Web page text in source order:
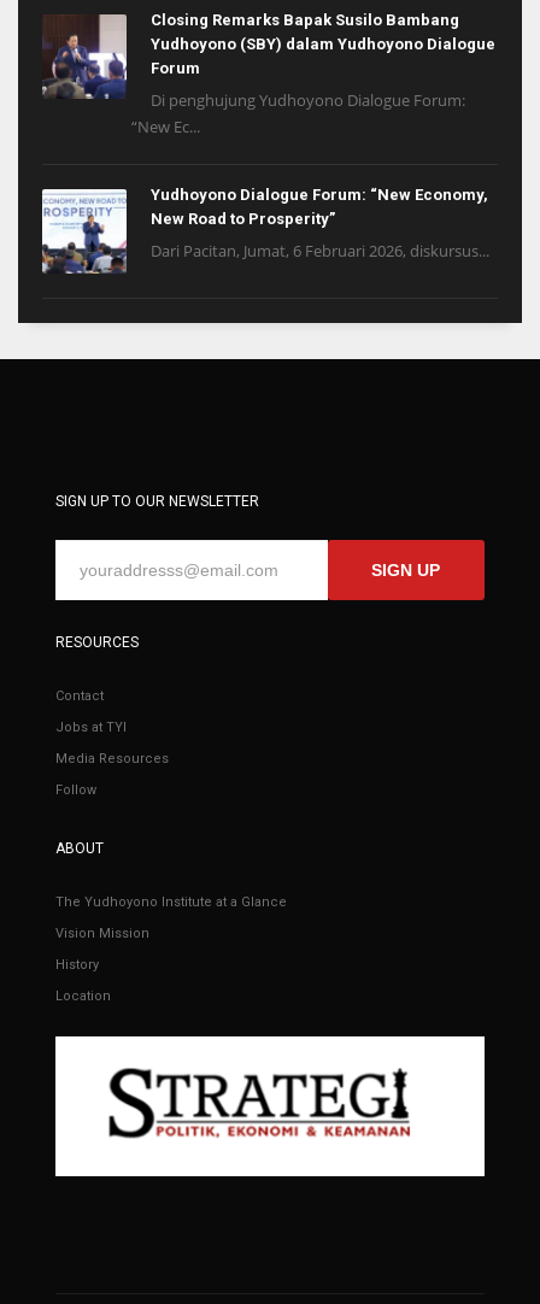
Closing Remarks Bapak Susilo Bambang
Yudhoyono (SBY) dalam Yudhoyono Dialogue
Forum
Di penghujung Yudhoyono Dialogue Forum:
“New Ec...
Yudhoyono Dialogue Forum: “New Economy,
New Road to Prosperity”
Dari Pacitan, Jumat, 6 Februari 2026, diskursus...
SIGN UP TO OUR NEWSLETTER
SIGN UP
RESOURCES
Contact
Jobs at TYI
Media Resources
Follow
ABOUT
The Yudhoyono Institute at a Glance
Vision Mission
History
Location